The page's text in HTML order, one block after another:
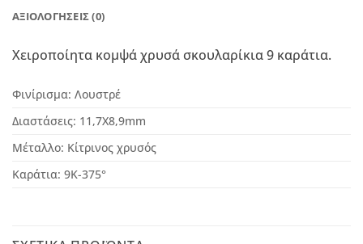
ΑΞΙΟΛΟΓΉΣΕΙΣ (0)
Χειροποίητα κομψά χρυσά σκουλαρίκια 9 καράτια.
Φινίρισμα: Λουστρέ
Διαστάσεις: 11,7Χ8,9mm
Μέταλλο: Κίτρινος χρυσός
Καράτια: 9Κ-375°